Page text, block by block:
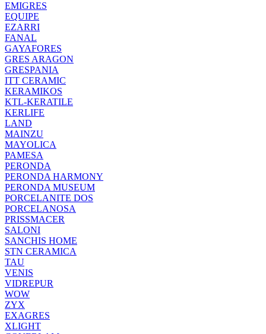
EMIGRES
EQUIPE
EZARRI
FANAL
GAYAFORES
GRES ARAGON
GRESPANIA
ITT CERAMIC
KERAMIKOS
KTL-KERATILE
KERLIFE
LAND
MAINZU
MAYOLICA
PAMESA
PERONDA
PERONDA HARMONY
PERONDA MUSEUM
PORCELANITE DOS
PORCELANOSA
PRISSMACER
SALONI
SANCHIS HOME
STN CERAMICA
TAU
VENIS
VIDREPUR
WOW
ZYX
EXAGRES
XLIGHT